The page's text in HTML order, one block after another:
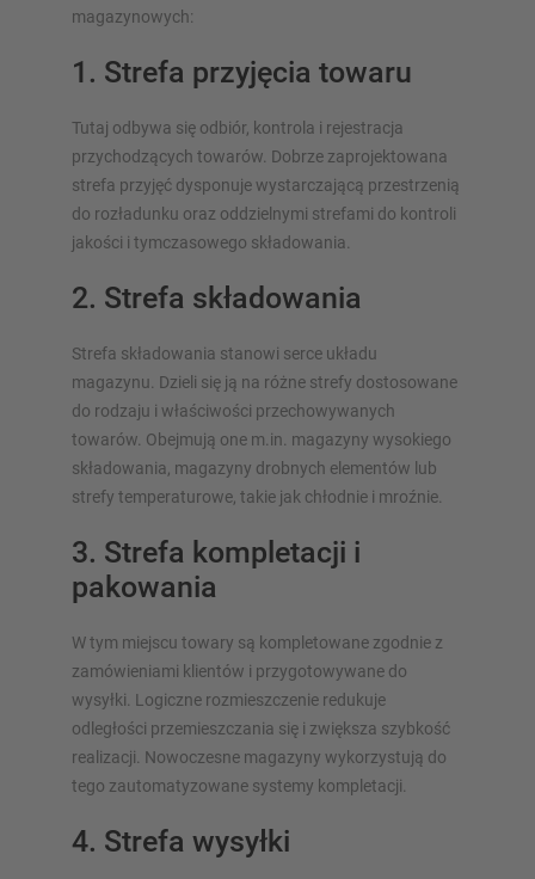
magazynowych:
1. Strefa przyjęcia towaru
Tutaj odbywa się odbiór, kontrola i rejestracja
przychodzących towarów. Dobrze zaprojektowana
strefa przyjęć dysponuje wystarczającą przestrzenią
do rozładunku oraz oddzielnymi strefami do kontroli
jakości i tymczasowego składowania.
2. Strefa składowania
Strefa składowania stanowi serce układu
magazynu. Dzieli się ją na różne strefy dostosowane
do rodzaju i właściwości przechowywanych
towarów. Obejmują one m.in. magazyny wysokiego
składowania, magazyny drobnych elementów lub
strefy temperaturowe, takie jak chłodnie i mroźnie.
3. Strefa kompletacji i
pakowania
W tym miejscu towary są kompletowane zgodnie z
zamówieniami klientów i przygotowywane do
wysyłki. Logiczne rozmieszczenie redukuje
odległości przemieszczania się i zwiększa szybkość
realizacji. Nowoczesne magazyny wykorzystują do
tego zautomatyzowane systemy kompletacji.
4. Strefa wysyłki